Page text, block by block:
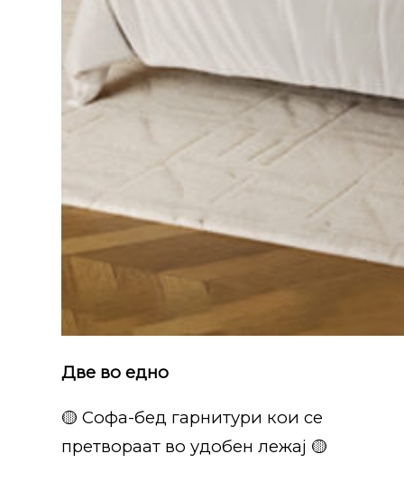
Две во едно
🟡 Софа-бед гарнитури кои се
претвораат во удобен лежај 🟡